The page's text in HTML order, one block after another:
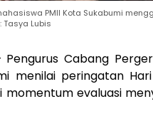
PMII Kota Sukabumi
Lubis
Pengurus Cabang
menilai peringatan
momentum evaluasi